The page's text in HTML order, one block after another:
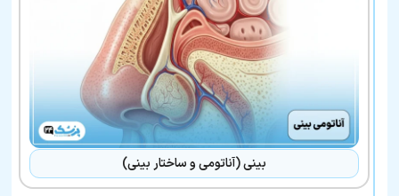
بینی (آناتومی و ساختار بینی)